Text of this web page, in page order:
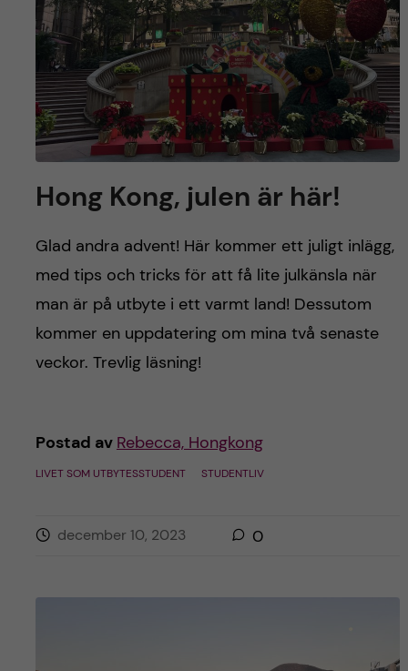
Hong Kong, julen är här!
Glad andra advent! Här kommer ett juligt inlägg,
med tips och tricks för att få lite julkänsla när
man är på utbyte i ett varmt land! Dessutom
kommer en uppdatering om mina två senaste
veckor. Trevlig läsning!
Postad av Rebecca, Hongkong
LIVET SOM UTBYTESSTUDENT STUDENTLIV
december 10, 2023 0